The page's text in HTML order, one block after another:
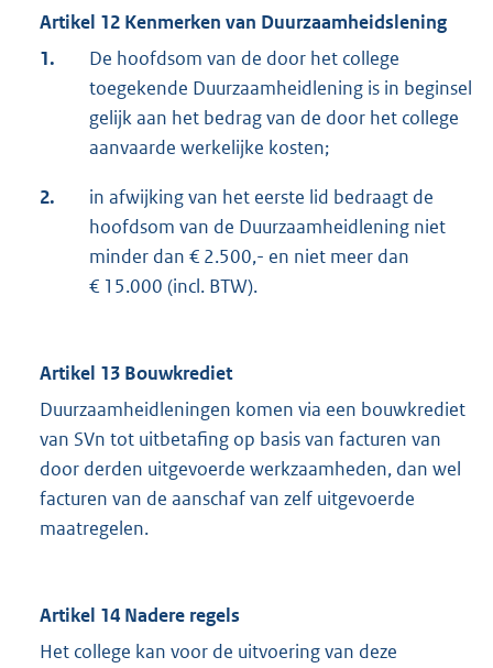
Artikel 12 Kenmerken van Duurzaamheidslening
1.
De hoofdsom van de door het college
toegekende Duurzaamheidlening is in beginsel
gelijk aan het bedrag van de door het college
aanvaarde werkelijke kosten;
2.
in afwijking van het eerste lid bedraagt de
hoofdsom van de Duurzaamheidlening niet
minder dan € 2.500,- en niet meer dan
€ 15.000 (incl. BTW).
Artikel 13 Bouwkrediet
Duurzaamheidleningen komen via een bouwkrediet
van SVn tot uitbetafing op basis van facturen van
door derden uitgevoerde werkzaamheden, dan wel
facturen van de aanschaf van zelf uitgevoerde
maatregelen.
Artikel 14 Nadere regels
Het college kan voor de uitvoering van deze